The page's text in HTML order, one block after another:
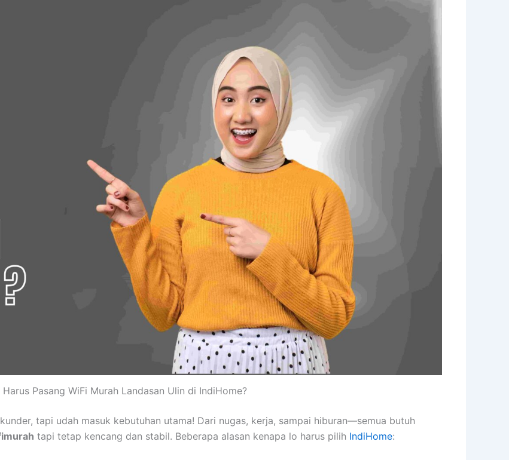
Harus Pasang WiFi Murah Landasan Ulin di IndiHome?
tapi udah masuk kebutuhan utama! Dari nugas, kerja, sampai hiburan—semua butuh
tapi tetap kencang dan stabil. Beberapa alasan kenapa lo harus pilih IndiHome: